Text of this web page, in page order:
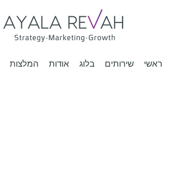
ראשי שירותים בלוג אודות המלצות